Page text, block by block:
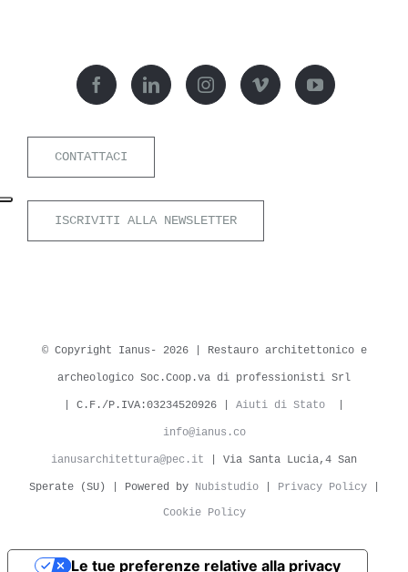
CONTATTACI
ISCRIVITI ALLA NEWSLETTER
© Copyright Ianus- 2026 | Restauro architettonico e
archeologico Soc.Coop.va di professionisti Srl
| C.F./P.IVA:03234520926 | Aiuti di Stato
info@ianus.co
ianusarchitettura@pec.it | Via Santa Lucia,4 San
Sperate (SU) | Powered by Nubistudio| Privacy Policy|
Cookie Policy
Le tue preferenze relative alla privacy